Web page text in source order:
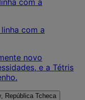
com a
novo
e a Tétris
Roztohy, República Tcheca